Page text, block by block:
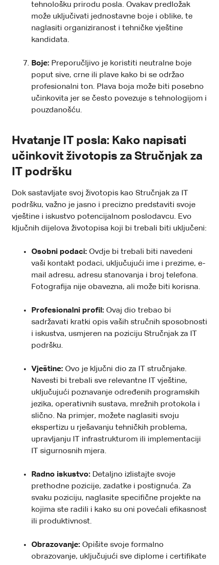
tehnološku prirodu posla. Ovakav predložak
može uključivati jednostavne boje i oblike, te
naglasiti organiziranost i tehničke vještine
kandidata.
Boje: Preporučljivo je koristiti neutralne boje
poput sive, crne ili plave kako bi se održao
profesionalni ton. Plava boja može biti posebno
učinkovita jer se često povezuje s tehnologijom i
pouzdanošću.
Hvatanje IT posla: Kako napisati
učinkovit životopis za Stručnjak za
IT podršku
Dok sastavljate svoj životopis kao Stručnjak za IT
podršku, važno je jasno i precizno predstaviti svoje
vještine i iskustvo potencijalnom poslodavcu. Evo
ključnih dijelova životopisa koji bi trebali biti uključeni:
Osobni podaci: Ovdje bi trebali biti navedeni
vaši kontakt podaci, uključujući ime i prezime, e-
mail adresu, adresu stanovanja i broj telefona.
Fotografija nije obavezna, ali može biti korisna.
Profesionalni profil: Ovaj dio trebao bi
sadržavati kratki opis vaših stručnih sposobnosti
i iskustva, usmjeren na poziciju Stručnjak za IT
podršku.
Vještine: Ovo je ključni dio za IT stručnjake.
Navesti bi trebali sve relevantne IT vještine,
uključujući poznavanje određenih programskih
jezika, operativnih sustava, mrežnih protokola i
slično. Na primjer, možete naglasiti svoju
ekspertizu u rješavanju tehničkih problema,
upravljanju IT infrastrukturom ili implementaciji
IT sigurnosnih mjera.
Radno iskustvo: Detaljno izlistajte svoje
prethodne pozicije, zadatke i postignuća. Za
svaku poziciju, naglasite specifične projekte na
kojima ste radili i kako su oni povećali efikasnost
ili produktivnost.
Obrazovanje: Opišite svoje formalno
obrazovanje, uključujući sve diplome i certifikate